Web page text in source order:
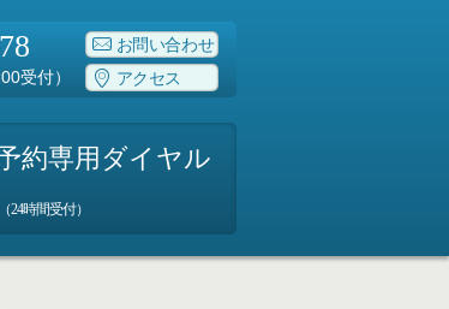
受付）
お問い合わせ
アクセス
約専用ダイヤル
（24時間受付）